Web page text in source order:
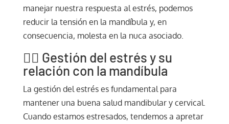
manejar nuestra respuesta al estrés, podemos
reducir la tensión en la mandíbula y, en
consecuencia, molesta en la nuca asociado.
🧘‍♂️ Gestión del estrés y su
relación con la mandíbula
La gestión del estrés es fundamental para
mantener una buena salud mandibular y cervical.
Cuando estamos estresados, tendemos a apretar